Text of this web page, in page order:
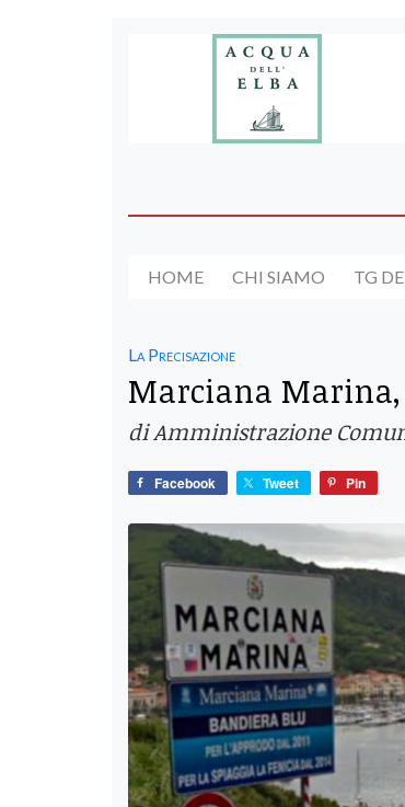
HOME CHI SIAMO TG
La Precisazione
Marciana Marina,
di Amministrazione
Facebook Tweet Pin